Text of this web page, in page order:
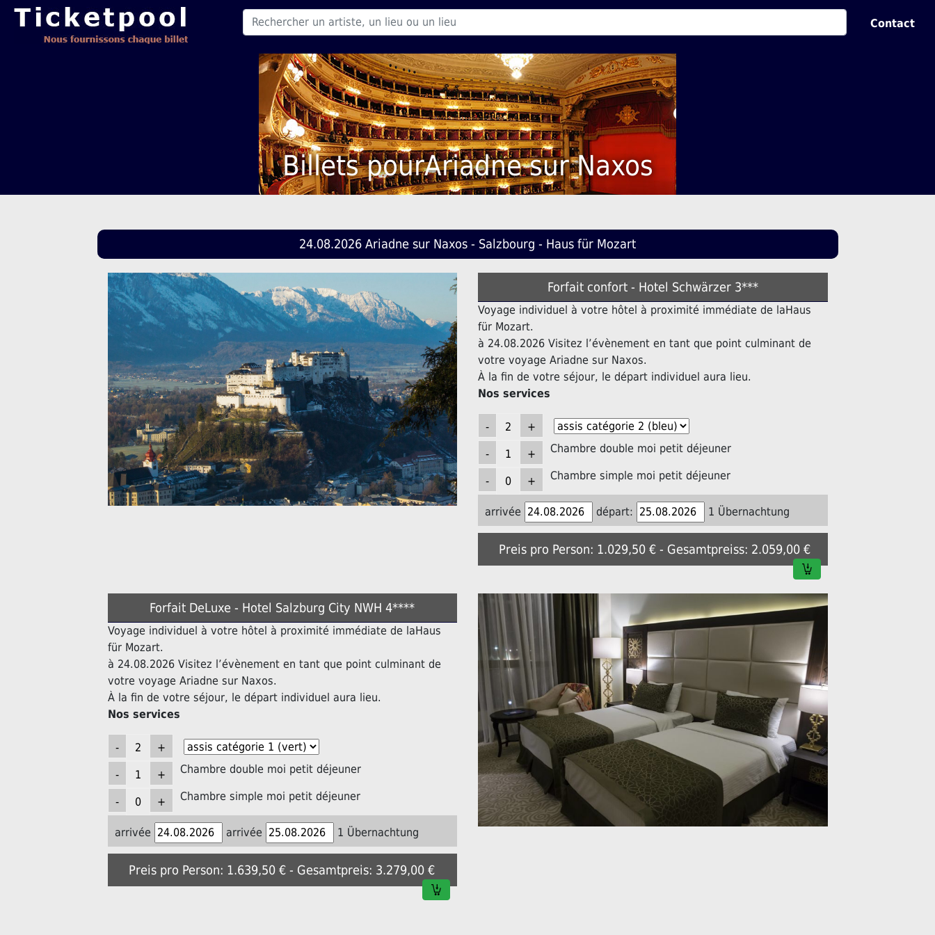
Contact
Billets pourAriadne sur Naxos
24.08.2026 Ariadne sur Naxos - Salzbourg - Haus für Mozart
Forfait confort - Hotel Schwärzer 3***
Voyage individuel à votre hôtel à proximité immédiate de laHaus
für Mozart.
à 24.08.2026 Visitez l’évènement en tant que point culminant de
votre voyage Ariadne sur Naxos.
À la fin de votre séjour, le départ individuel aura lieu.
Nos services
Chambre double moi petit déjeuner
Chambre simple moi petit déjeuner
arrivée départ: 1 Übernachtung
Preis pro Person: 1.029,50 € - Gesamtpreiss: 2.059,00 €
Forfait DeLuxe - Hotel Salzburg City NWH 4****
Voyage individuel à votre hôtel à proximité immédiate de laHaus
für Mozart.
à 24.08.2026 Visitez l’évènement en tant que point culminant de
votre voyage Ariadne sur Naxos.
À la fin de votre séjour, le départ individuel aura lieu.
Nos services
Chambre double moi petit déjeuner
Chambre simple moi petit déjeuner
arrivée arrivée 1 Übernachtung
Preis pro Person: 1.639,50 € - Gesamtpreis: 3.279,00 €